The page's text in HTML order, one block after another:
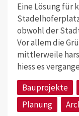
Eine Lösung für
obwohl der
Vor allem die
mittlerweile
hiess es
Bauprojekte
Planung